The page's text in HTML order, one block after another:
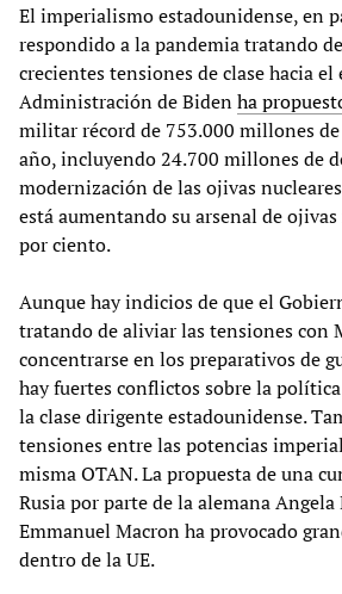
El imperialismo estadounidense, en
respondido a la pandemia tratando
crecientes tensiones de clase hacia el
Administración de Bidenha
militar récord de 753.000 millones de
año, incluyendo 24.700 millones de
modernización de las ojivas
está aumentando su arsenal de
por ciento.
Aunque hay indicios de que el
tratando de aliviar las tensiones con
concentrarse en los preparativos de
hay fuertes conflictos sobre la
la clase dirigente estadounidense.
tensiones entre las potencias
misma OTAN. La propuesta de una
Rusia por parte de la alemana
Emmanuel Macron ha provocado
dentro de la UE.